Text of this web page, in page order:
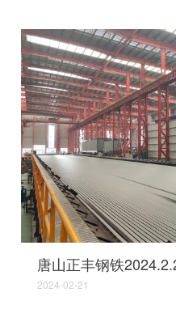
唐山正丰钢铁
2024-02-21